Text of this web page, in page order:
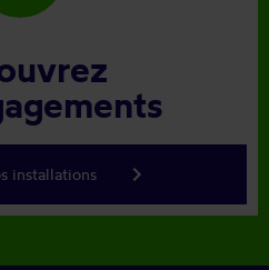
installations keyboard_arrow_right